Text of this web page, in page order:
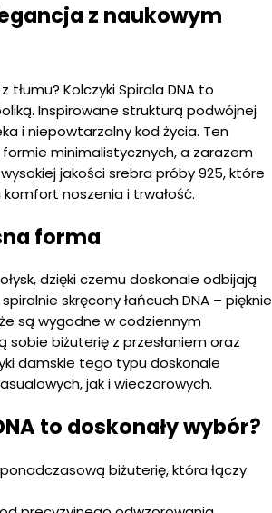
z naukowym
tłumu? Kolczyki Spirala DNA to
Inspirowane strukturą podwójnej
i niepowtarzalny kod życia. Ten
minimalistycznych, a zarazem
jakości srebra próby 925, które
noszenia i trwałość.
forma
dzięki czemu doskonale odbijają
skręcony łańcuch DNA – pięknie
są wygodne w codziennym
sobie biżuterię z przesłaniem oraz
damskie tego typu doskonale
jak i wieczorowych.
to doskonały wybór?
biżuterię, która łączy